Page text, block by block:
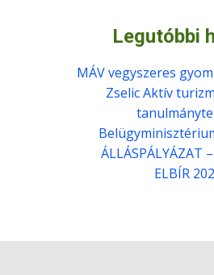
Legutóbbi
MÁV vegyszeres
Zselic Aktív
ÁLLÁSPÁLYÁZAT
ELBÍR